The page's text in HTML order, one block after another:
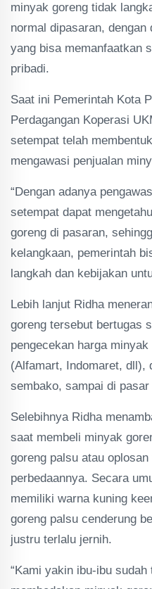
minyak goreng tidak
normal dipasaran,
yang bisa memanfaatkan
pribadi.
Saat ini Pemerintah Kota
Perdagangan Koperasi
setempat telah
mengawasi penjualan
“Dengan adanya
setempat dapat
goreng di pasaran,
kelangkaan, pemerintah
langkah dan kebijakan
Lebih lanjut Ridha
goreng tersebut bertugas
pengecekan harga
(Alfamart, Indomaret, dll),
sembako, sampai di
Selebihnya Ridha
saat membeli minyak
goreng palsu atau
perbedaannya. Secara
memiliki warna kuning
goreng palsu cenderung
justru terlalu jernih.
“Kami yakin ibu-ibu